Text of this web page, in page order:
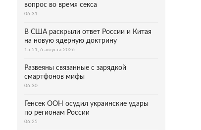
вопрос во время секса
06:31
В США раскрыли ответ России и Китая
на новую ядерную доктрину
15:51, 6 августа 2026
Развеяны связанные с зарядкой
смартфонов мифы
06:30
Генсек ООН осудил украинские удары
по регионам России
06:25